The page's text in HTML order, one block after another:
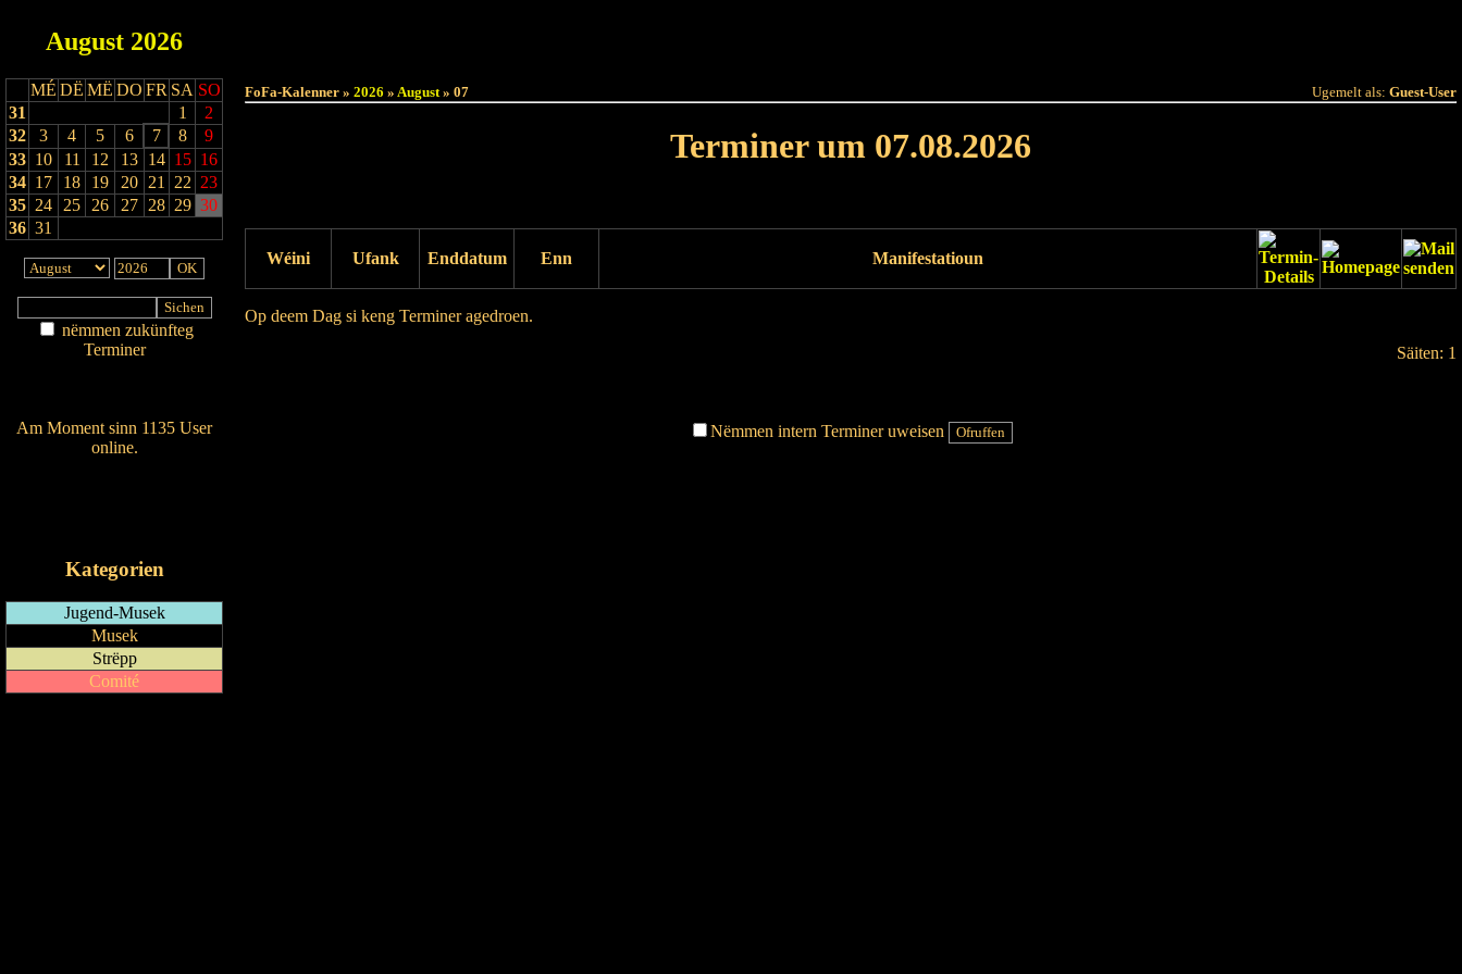
August 2026
MÉ DË MË DO FR SA SO
31
1
2
32
3 4 5 6 7 8
9
33 10 11 12 13 14 15 16
34 17 18 19 20 21 22 23
35 24 25 26 27 28 29 30
36 31
nëmmen zukünfteg
Terminer
Am Moment sinn 1135 User
online.
Kategorien
Jugend-Musek
Musek
Strëpp
Comité
FoFa-Kalenner » 2026 » August» 07 Ugemelt als: Guest-User
Terminer um 07.08.2026
Wéini Ufank Enddatum Enn Manifestatioun
Op deem Dag si keng Terminer agedroen.
Säiten: 1
Nëmmen intern Terminer uweisen